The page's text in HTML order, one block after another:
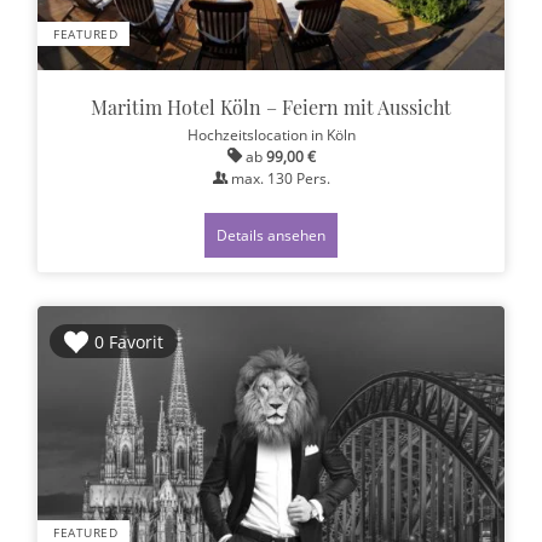
FEATURED
Maritim Hotel Köln – Feiern mit Aussicht
Hochzeitslocation in Köln
ab99,00 €
max. 130Pers.
Details ansehen
0 Favorit
FEATURED